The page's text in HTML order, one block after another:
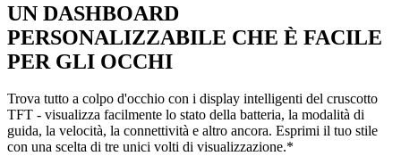
UN DASHBOARD
PERSONALIZZABILE CHE È FACILE
PER GLI OCCHI
Trova tutto a colpo d'occhio con i display intelligenti del cruscotto
TFT - visualizza facilmente lo stato della batteria, la modalità di
guida, la velocità, la connettività e altro ancora. Esprimi il tuo stile
con una scelta di tre unici volti di visualizzazione.*